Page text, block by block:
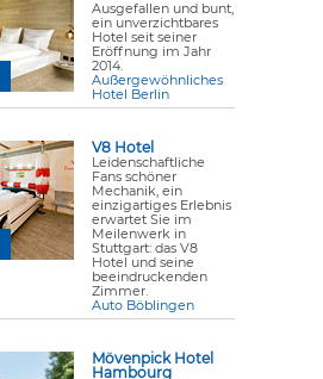
Ausgefallen und bunt,
ein unverzichtbares
Hotel seit seiner
Eröffnung im Jahr
2014.
Außergewöhnliches
Hotel Berlin
V8 Hotel
Leidenschaftliche
Fans schöner
Mechanik, ein
einzigartiges Erlebnis
erwartet Sie im
Meilenwerk in
Stuttgart: das V8
Hotel und seine
beeindruckenden
Zimmer.
Auto Böblingen
Mövenpick Hotel
Hambourg